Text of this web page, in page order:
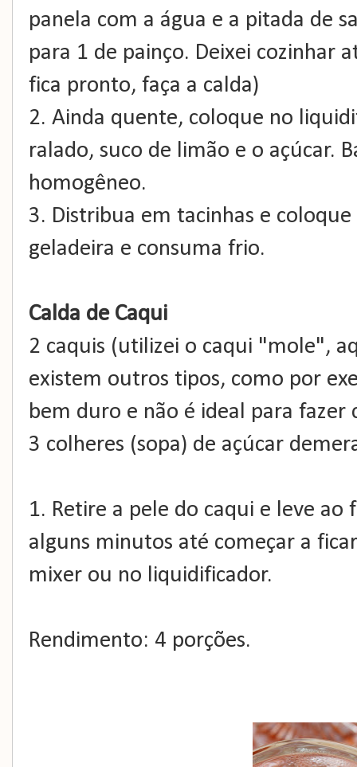
panela com a água e a pitada de
para 1 de painço. Deixei cozinhar
fica pronto, faça a calda)
2. Ainda quente, coloque no
ralado, suco de limão e o açúcar.
homogêneo.
3. Distribua em tacinhas e
geladeira e consuma frio.
Calda de Caqui
2 caquis (utilizei o caqui "mole",
existem outros tipos, como por
bem duro e não é ideal para fazer
3 colheres (sopa) de açúcar
1. Retire a pele do caqui e leve
alguns minutos até começar a
mixer ou no liquidificador.
Rendimento: 4 porções.